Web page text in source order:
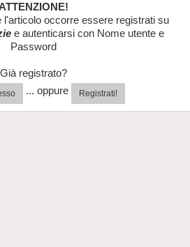
l'articolo occorre essere registrati su
e autenticarsi con Nome utente e
Password
Già registrato?
... oppure Registrati!